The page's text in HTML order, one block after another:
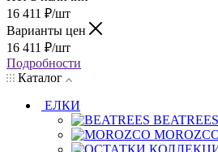
16 411 ₽/шт
Варианты цен
16 411 ₽/шт
Подробности
Каталог
ЕЛКИ
BEATREES